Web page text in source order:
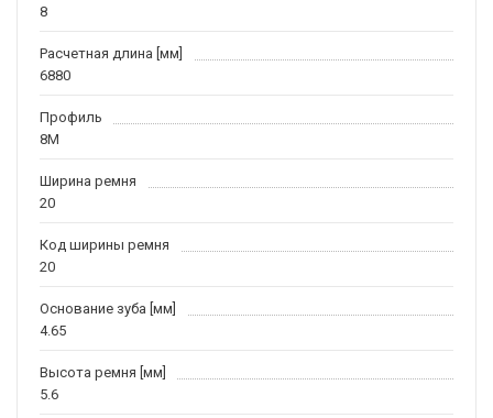
8
Расчетная длина [мм]
6880
Профиль
8M
Ширина ремня
20
Код ширины ремня
20
Основание зуба [мм]
4.65
Высота ремня [мм]
5.6